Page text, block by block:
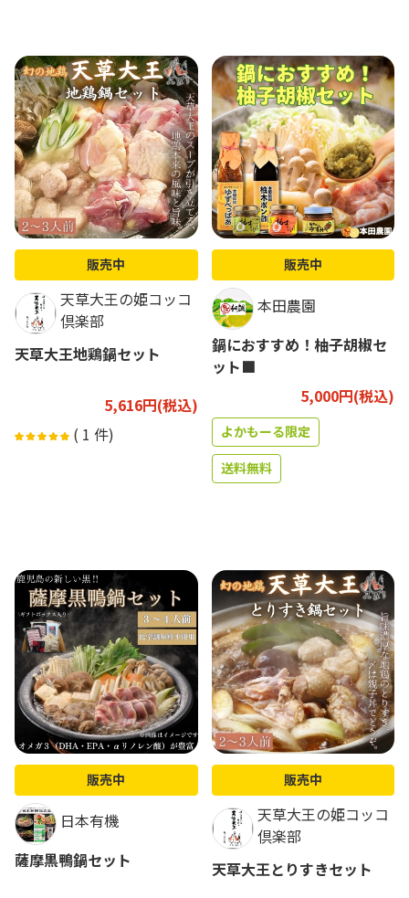
販売中
天草大王の姫コッコ
倶楽部
天草大王地鶏鍋セット
5,616円(税込)
( 1 件)
販売中
本田農園
鍋におすすめ！柚子胡椒セ
ット■
5,000円(税込)
よかもーる限定
送料無料
販売中
日本有機
薩摩黒鴨鍋セット
販売中
天草大王の姫コッコ
倶楽部
天草大王とりすきセット